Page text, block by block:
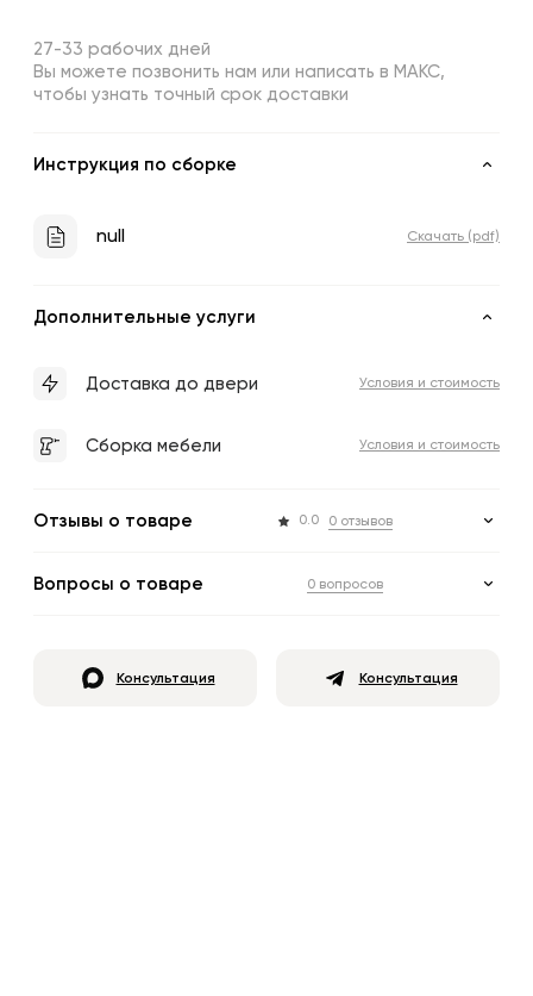
27-33 рабочих дней
Вы можете позвонить нам или написать в МАКС,
чтобы узнать точный срок доставки
Инструкция по сборке
null Скачать (pdf)
Дополнительные услуги
Доставка до двери Условия и стоимость
Сборка мебели Условия и стоимость
Отзывы о товаре 0.0 0 отзывов
Вопросы о товаре 0 вопросов
Консультация Консультация